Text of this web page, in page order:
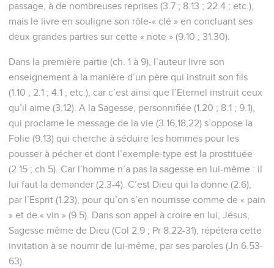
passage, à de nombreuses reprises (3.7 ; 8.13 ; 22.4 ; etc.),
mais le livre en souligne son rôle-« clé » en concluant ses
deux grandes parties sur cette « note » (9.10 ; 31.30).
Dans la première partie (ch. 1 à 9), l’auteur livre son
enseignement à la manière d’un père qui instruit son fils
(1.10 ; 2.1 ; 4.1 ; etc.), car c’est ainsi que l’Eternel instruit ceux
qu’il aime (3.12). A la Sagesse, personnifiée (1.20 ; 8.1 ; 9.1),
qui proclame le message de la vie (3.16,18,22) s’oppose la
Folie (9.13) qui cherche à séduire les hommes pour les
pousser à pécher et dont l’exemple-type est la prostituée
(2.15 ; ch.5). Car l’homme n’a pas la sagesse en lui-même : il
lui faut la demander (2.3-4). C’est Dieu qui la donne (2.6),
par l’Esprit (1.23), pour qu’on s’en nourrisse comme de « pain
» et de « vin » (9.5). Dans son appel à croire en lui, Jésus,
Sagesse même de Dieu (Col 2.9 ; Pr 8.22-31), répétera cette
invitation à se nourrir de lui-même, par ses paroles (Jn 6.53-
63).